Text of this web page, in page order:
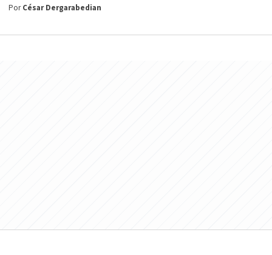
PorCésar Dergarabedian